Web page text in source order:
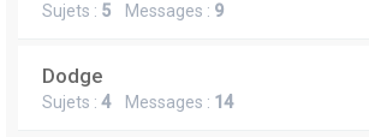
Sujets : 5 Messages : 9
Dodge
Sujets : 4Messages : 14